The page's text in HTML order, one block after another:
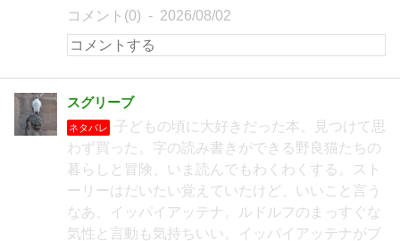
コメント(0) 2026/08/02
スグリーブ
ネタバレ
子どもの頃に大好きだった本。見つけて思
わず買った。字の読み書きができる野良猫たちの
暮らしと冒険、いま読んでもわくわくする。スト
ーリーはだいたい覚えていたけど、いいこと言う
なあ、イッパイアッテナ。ルドルフのまっすぐな
気性と言動も気持ちいい。イッパイアッテナがブ